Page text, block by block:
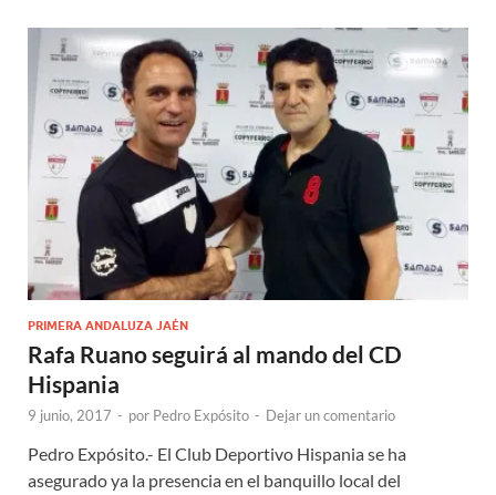
PRIMERA ANDALUZA JAÉN
Rafa Ruano seguirá al mando del CD
Hispania
9 junio, 2017 - por Pedro Expósito - Dejar un comentario
Pedro Expósito.- El Club Deportivo Hispania se ha
asegurado ya la presencia en el banquillo local del